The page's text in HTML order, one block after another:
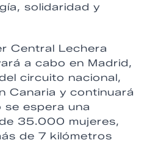
solidaridad y
Central Lechera
a cabo en Madrid,
circuito nacional,
Canaria y continuará
se espera una
35.000 mujeres,
de 7 kilómetros